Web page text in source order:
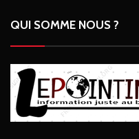
QUI SOMME NOUS ?